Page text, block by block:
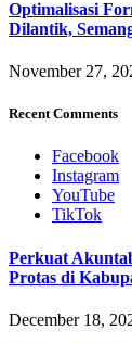
Optimalisasi
Dilantik,
November 27,
Recent Comments
Facebook
Instagram
YouTube
TikTok
Perkuat
Protas di
December 18,